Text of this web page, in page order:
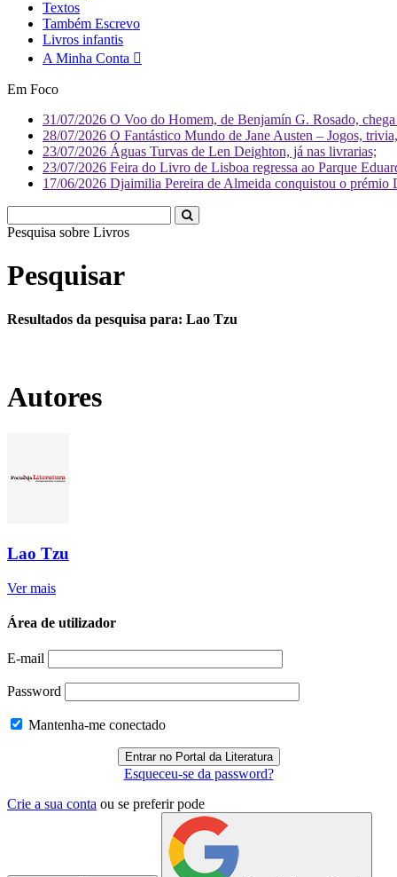
Textos
Também Escrevo
Livros infantis
A Minha Conta
Em Foco
31/07/2026 O Voo do Homem, de Benjamín G. Rosado,
28/07/2026 O Fantástico Mundo de Jane Austen – Jogos,
23/07/2026 Águas Turvas de Len Deighton, já nas livrarias;
23/07/2026 Feira do Livro de Lisboa regressa ao Parque
17/06/2026 Djaimilia Pereira de Almeida conquistou o
Pesquisa sobre Liv
Pesquisar
Resultados da pesquisa para: Lao Tzu
Autores
Lao Tzu
Ver mais
Área de utilizador
E-mail
Password
Mantenha-me conectado
Esqueceu-se da password?
Crie a sua conta ou se preferir pode